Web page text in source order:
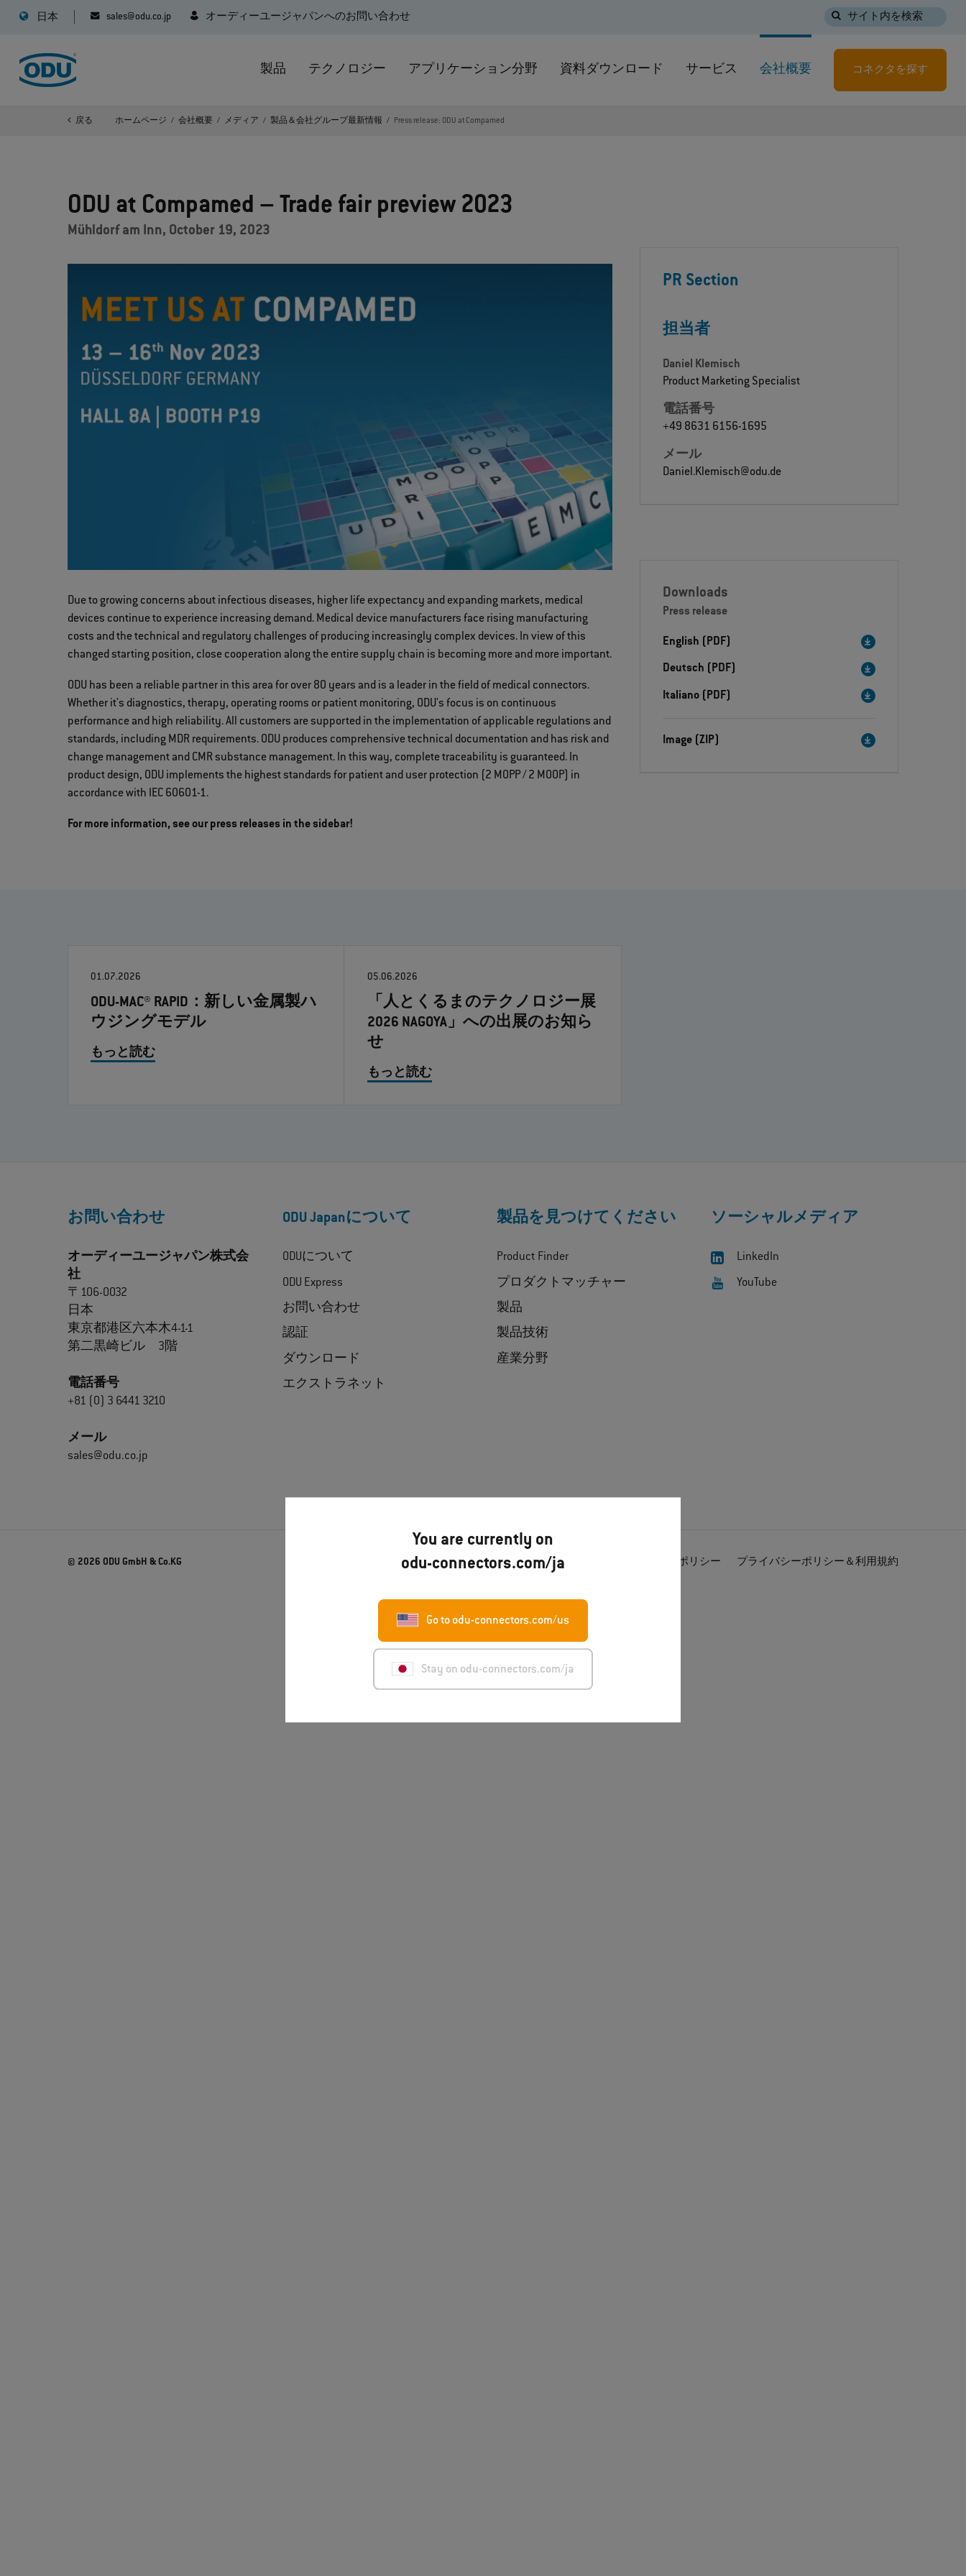
You are currently on
odu-connectors.com/ja
Go to odu-connectors.com/us
Stay on odu-connectors.com/ja
日本 sales@odu.co.jp オーディーユージャパンへのお問い合わせ サイト内を検索
製品 テクノロジー アプリケーション分野 資料ダウンロード サービス 会社概要 コネクタを探す
戻る ホームページ 会社概要 メディア 製品＆会社グループ最新情報 Press release: ODU at Compamed
ODU at Compamed – Trade fair preview 2023
Mühldorf am Inn, October 19, 2023
Due to growing concerns about infectious diseases, higher life expectancy and expanding markets, medical
devices continue to experience increasing demand. Medical device manufacturers face rising manufacturing
costs and the technical and regulatory challenges of producing increasingly complex devices. In view of this
changed starting position, close cooperation along the entire supply chain is becoming more and more important.
ODU has been a reliable partner in this area for over 80 years and is a leader in the field of medical connectors.
Whether it's diagnostics, therapy, operating rooms or patient monitoring, ODU's focus is on continuous
performance and high reliability. All customers are supported in the implementation of applicable regulations and
standards, including MDR requirements. ODU produces comprehensive technical documentation and has risk and
change management and CMR substance management. In this way, complete traceability is guaranteed. In
product design, ODU implements the highest standards for patient and user protection (2 MOPP / 2 MOOP) in
accordance with IEC 60601-1.
For more information, see our press releases in the sidebar!
PR Section
担当者
Daniel Klemisch
Product Marketing Specialist
電話番号
+49 8631 6156-1695
メール
Daniel.Klemisch@odu.de
Downloads
Press release
English (PDF)
Deutsch (PDF)
Italiano (PDF)
Image (ZIP)
01.07.2026
ODU-MAC® RAPID：新しい金属製ハ
ウジングモデル
もっと読む
05.06.2026
「人とくるまのテクノロジー展
2026 NAGOYA」への出展のお知ら
せ
もっと読む
お問い合わせ
オーディーユージャパン株式会
社
〒106-0032
日本
東京都港区六本木4-1-1
第二黒崎ビル 3階
電話番号
+81 (0) 3 6441 3210
メール
sales@odu.co.jp
ODU Japanについて
ODUについて
ODU Express
お問い合わせ
認証
ダウンロード
エクストラネット
製品を見つけてください
Product Finder
プロダクトマッチャー
製品
製品技術
産業分野
ソーシャルメディア
LinkedIn
YouTube
© 2026 ODU GmbH & Co.KG 注意事項 法的通知事項 プライバシーポリシー プライバシーポリシー＆利用規約